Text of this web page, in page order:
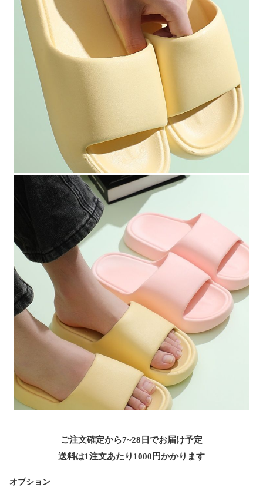
ご注文確定から7~28日でお届け予定
送料は1注文あたり 1000 円かかります
オプション